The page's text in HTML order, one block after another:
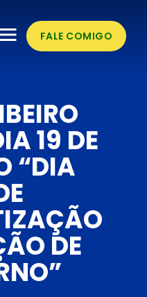
FALE COMIGO
19 DE
“DIA
DE